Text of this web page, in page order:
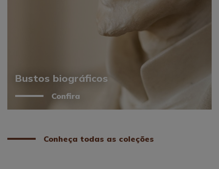
Bustos biográficos
Confira
Conheça todas as coleções